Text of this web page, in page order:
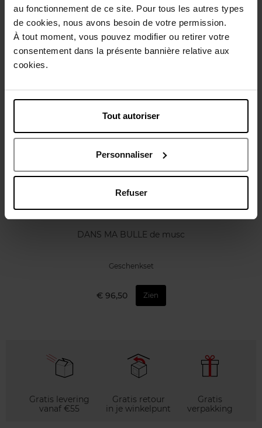
au fonctionnement de ce site. Pour tous les autres types
de cookies, nous avons besoin de votre permission.
À tout moment, vous pouvez modifier ou retirer votre
consentement dans la présente bannière relative aux
cookies.
Tout autoriser
Personnaliser
Refuser
Karakteristieken
Review
Nog iets vergeten ?
CARVEN
DANS MA BULLE de musc
Geschenkset
€ 96,50 Zien
Gratis levering
vanaf €55
Gratis retour
in je winkelpunt
Gratis
verpakking